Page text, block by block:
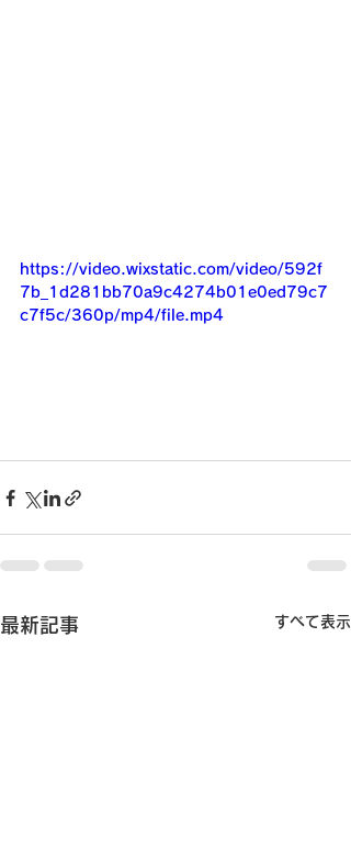
https://video.wixstatic.com/video/592f
7b_1d281bb70a9c4274b01e0ed79c7
c7f5c/360p/mp4/file.mp4
最新記事 すべて表示